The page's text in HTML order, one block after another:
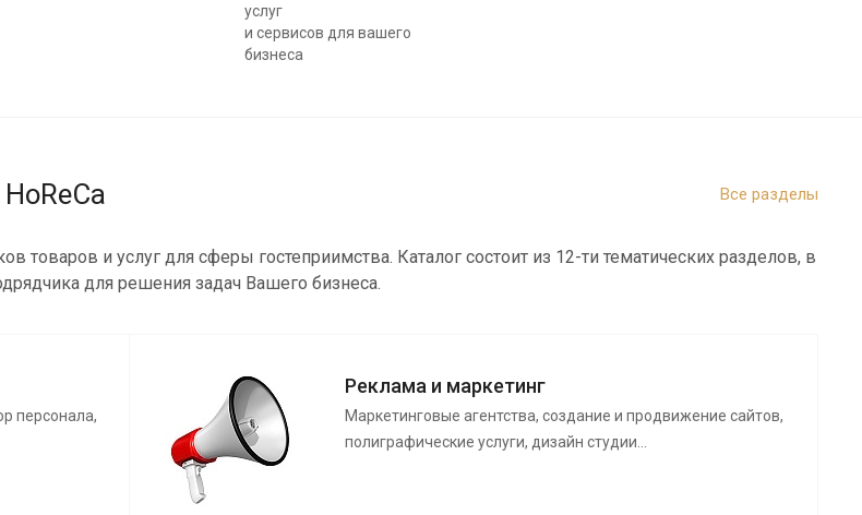
услуг
и сервисов для вашего
бизнеса
Все разделы
и услуг для сферы гостеприимства. Каталог состоит из 12-ти тематических разделов, в
для решения задач Вашего бизнеса.
персонала,
Реклама и маркетинг
Маркетинговые агентства, создание и продвижение сайтов,
полиграфические услуги, дизайн студии…